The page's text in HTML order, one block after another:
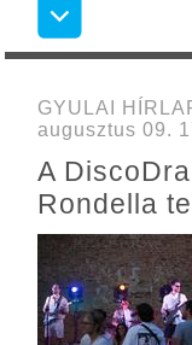
GYULAI
augusztus 09.
A
Rondella